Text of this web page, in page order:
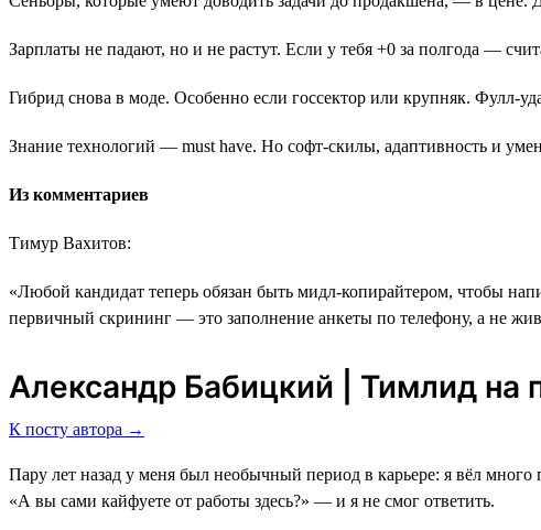
Зарплаты не падают, но и не растут. Если у тебя +0 за полгода —
Гибрид снова в моде. Особенно если госсектор или крупняк. Фулл-
Знание технологий — must have. Но софт-скилы, адаптивность и
Из комментариев
Тимур Вахитов:
«Любой кандидат теперь обязан быть мидл-копирайтером, чтобы
первичный скрининг ― это заполнение анкеты по телефону, а не
Александр Бабицкий | Тимлид на
К посту автора →
Пару лет назад у меня был необычный период в карьере: я вёл
«А вы сами кайфуете от работы здесь?» — и я не смог ответить.